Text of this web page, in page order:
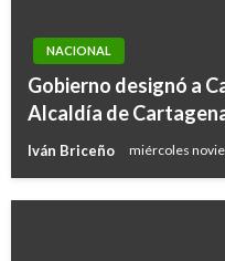
NACIONAL
Gobierno designó a
Alcaldía de
Iván Briceño miércoles